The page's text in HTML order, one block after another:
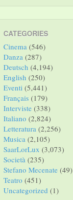
CATEGORIES
Cinema (546)
Danza (287)
Deutsch (4,194)
English (250)
Eventi (5,441)
Français (179)
Interviste (338)
Italiano (2,824)
Letteratura (2,256)
Musica (2,105)
SaarLorLux (3,073)
Società (235)
Stefano Mecenate (49)
Teatro (451)
Uncategorized (1)